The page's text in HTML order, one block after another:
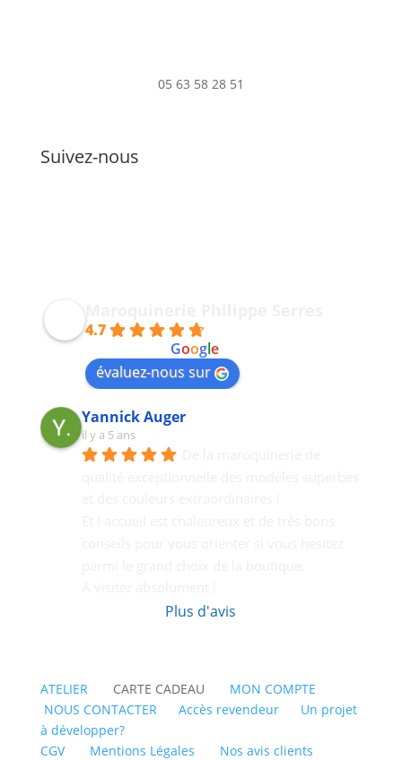
05 63 58 28 51
Suivez-nous
Maroquinerie Philippe Serres
4.7
Google
évaluez-nous sur
Yannick Auger
il y a 5 ans
Plus d'avis
ATELIERCARTE CADEAU MON COMPTE
NOUS CONTACTER
Accès revendeur
Un projet
à développer?
CGV
Mentions Légales Nos avis clients